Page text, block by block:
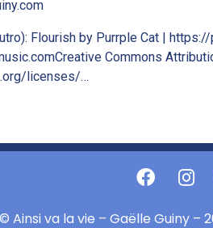
Flourish by Purrple Cat |
Commons
licenses/…
© Ainsi va la vie – Gaëlle Guiny –